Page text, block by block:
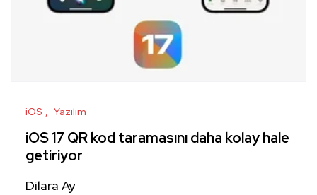
iOS Yazılım
iOS 17 QR kod taramasını daha kolay hale
getiriyor
Dilara Ay